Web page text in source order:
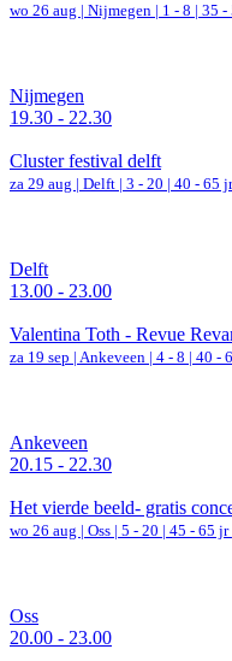
wo 26 aug | Nijmegen | 1 - 8 | 35 -
Nijmegen
19.30 - 22.30
Cluster festival delft
za 29 aug | Delft | 3 - 20 | 40 - 65
Delft
13.00 - 23.00
Valentina Toth - Revue
za 19 sep | Ankeveen | 4 - 8 | 40 -
Ankeveen
20.15 - 22.30
Het vierde beeld- gratis
wo 26 aug | Oss | 5 - 20 | 45 - 65 jr
Oss
20.00 - 23.00